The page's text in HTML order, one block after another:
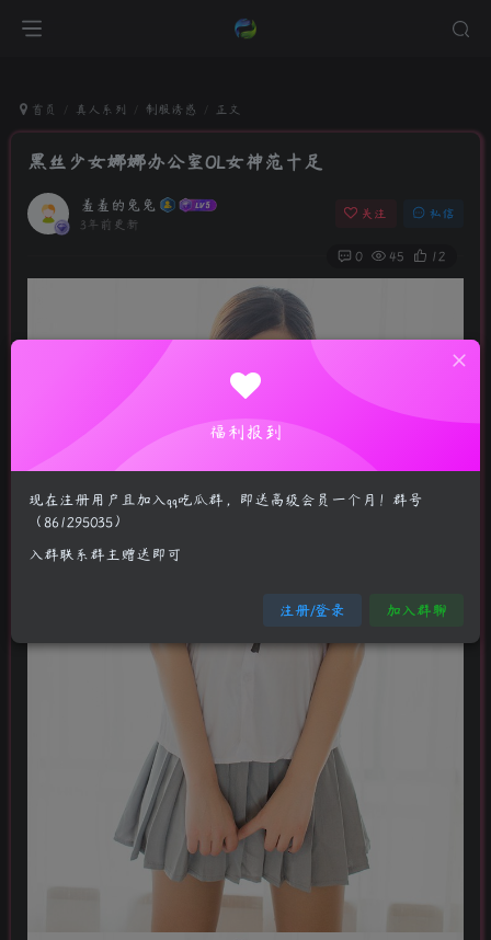
首页 真人系列 制服诱惑 正文
黑丝少女娜娜办公室OL女神范十足
羞羞的兔兔
3年前更新
关注 私信
0 45 12
福利报到
现在注册用户且加入qq吃瓜群，即送高级会员一个月！群号
（861295035）
入群联系群主赠送即可
注册/登录 加入群聊